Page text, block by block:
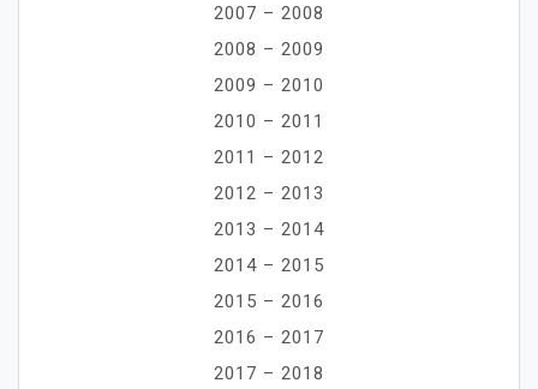
2007 – 2008
2008 – 2009
2009 – 2010
2010 – 2011
2011 – 2012
2012 – 2013
2013 – 2014
2014 – 2015
2015 – 2016
2016 – 2017
2017 – 2018